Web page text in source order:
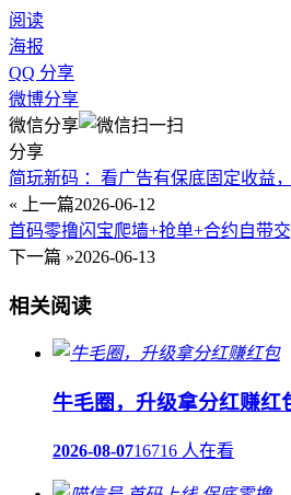
阅读
海报
QQ 分享
微博分享
微信分享
分享
简玩新码 ：看广告有保底固定收益
« 上一篇2026-06-12
首码零撸闪宝爬墙+抢单+合约自带
下一篇 »2026-06-13
相关阅读
牛毛圈，升级拿分红赚红
2026-08-0716716 人在看